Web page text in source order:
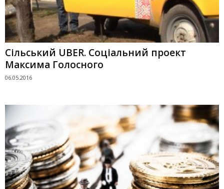
Сільський UBER. Соціальний проект
Максима Голосного
06.05.2016